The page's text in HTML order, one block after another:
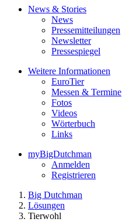
News & Stories
News
Pressemitteilungen
Newsletter
Pressespiegel
Weitere Informationen
EuroTier
Messen & Termine
Fotos
Videos
Wörterbuch
Links
myBigDutchman
Anmelden
Registrieren
Big Dutchman
Lösungen
Tierwohl